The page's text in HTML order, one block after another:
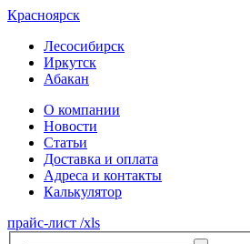
Красноярск
Лесосибирск
Иркутск
Абакан
О компании
Новости
Статьи
Доставка и оплата
Адреса и контакты
Калькулятор
прайс-лист /xls